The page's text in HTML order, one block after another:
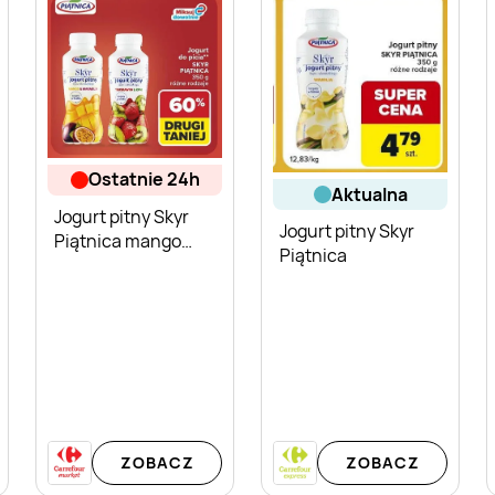
ostatnie 24h
Jogurt pitny Skyr
Piątnica mango
ZOBACZ
aktualna
Jogurt pitny Skyr
Piątnica
ZOBACZ